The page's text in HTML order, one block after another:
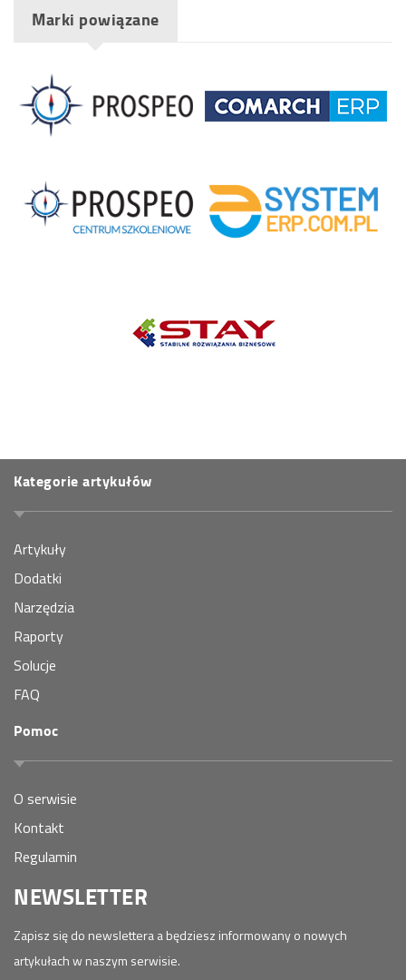
Marki powiązane
Kategorie artykułów
Artykuły
Dodatki
Narzędzia
Raporty
Solucje
FAQ
Pomoc
O serwisie
Kontakt
Regulamin
NEWSLETTER
Zapisz się do newslettera a będziesz informowany o nowych
artykułach w naszym serwisie.